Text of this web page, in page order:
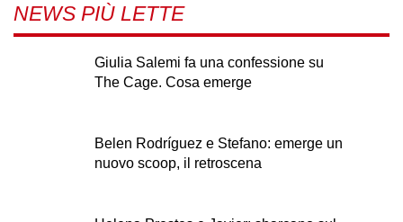
NEWS PIÙ LETTE
Giulia Salemi fa una confessione su
The Cage. Cosa emerge
Belen Rodríguez e Stefano: emerge un
nuovo scoop, il retroscena